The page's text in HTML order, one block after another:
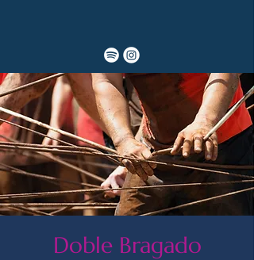
Doble Bragado